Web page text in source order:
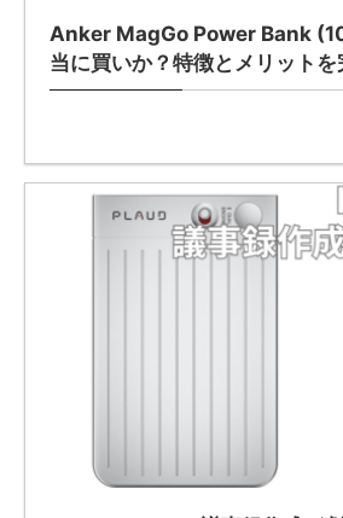
Anker MagGo Power Bank
当に買いか？特徴とメリットを